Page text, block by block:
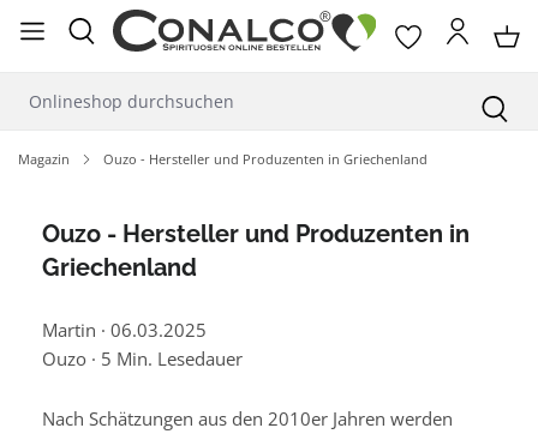
springen
Magazin Ouzo - Hersteller und Produzenten in Griechenland
Ouzo - Hersteller und Produzenten in
Griechenland
Martin · 06.03.2025
Ouzo · 5 Min. Lesedauer
Nach Schätzungen aus den 2010er Jahren werden